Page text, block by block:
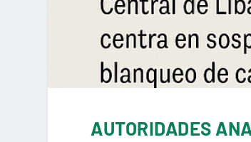
AUTORIDADES